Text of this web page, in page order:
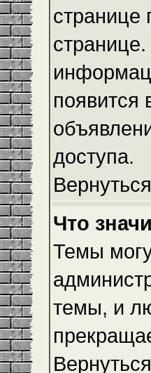
странице
появится
доступа.
Что
Темы
темы, и